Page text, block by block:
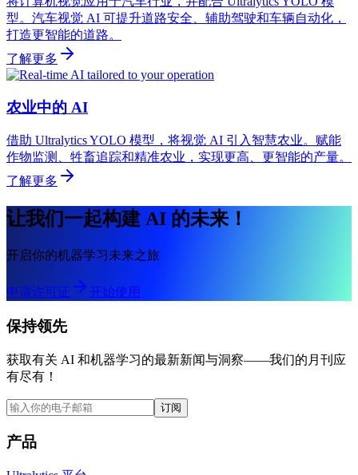
型。汽车视觉 AI 可提升道路安全、辅助驾驶和车辆自动化，
打造更智能的道路。
了解更多
农业中的 AI
借助 Ultralytics YOLO 模型，将视觉 AI 引入智慧农业。赋能
作物监测、牲畜追踪和精准农业，实现更高、更智能的产量。
了解更多
让我们一起构建 AI 的未来！
开启你的机器学习未来之旅
申请许可证 开始使用
保持领先
获取有关 AI 和机器学习的最新新闻与洞察——我们的月刊应
有尽有！
订阅
产品